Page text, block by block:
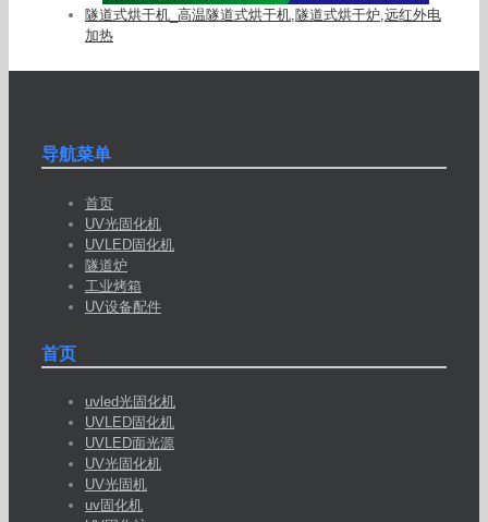
隧道式烘干机_高温隧道式烘干机,隧道式烘干炉,远红外电
加热
导航菜单
首页
UV光固化机
UVLED固化机
隧道炉
工业烤箱
UV设备配件
首页
uvled光固化机
UVLED固化机
UVLED面光源
UV光固化机
UV光固机
uv固化机